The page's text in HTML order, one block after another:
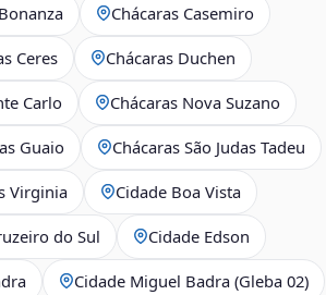
Chácaras Casemiro
Ceres Chácaras Duchen
Carlo Chácaras Nova Suzano
Guaio Chácaras São Judas Tadeu
Virginia Cidade Boa Vista
do Sul Cidade Edson
Cidade Miguel Badra (Gleba 02)